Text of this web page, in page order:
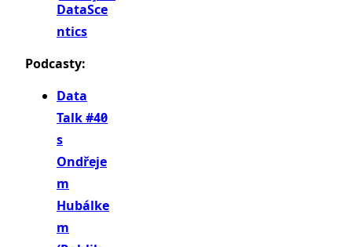
DataSce
ntics
Podcasty:
Data
Talk #40
s
Ondřeje
m
Hubálke
m